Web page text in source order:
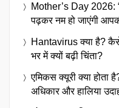
Mother’s Day 2026:
पढ़कर नम हो जाएंगी
Hantavirus क्या है?
भर में क्यों बढ़ी चिंता?
एमिकस क्यूरी क्या होता
अधिकार और हालिया